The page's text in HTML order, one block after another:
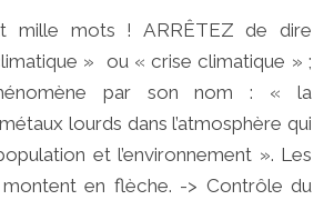
» ou « crise climatique » ;
par son nom : « la
lourds dans l’atmosphère qui
et l’environnement ». Les
en flèche. -> Contrôle du